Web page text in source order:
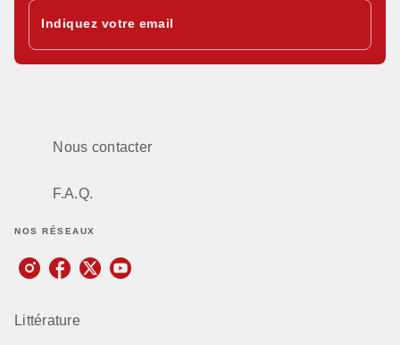
Indiquez votre email
Nous contacter
F.A.Q.
NOS RÉSEAUX
Littérature